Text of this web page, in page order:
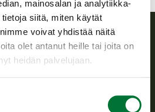
mainosalan ja analytiikka-
siitä, miten käytät
voivat yhdistää näitä
olet antanut heille tai joita on
heidän palvelujaan.
ja huolehtii riistapolitiikan
sille säädetyistä julkisista